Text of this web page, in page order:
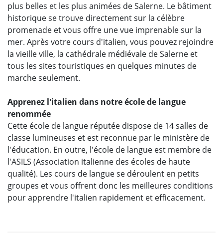
plus belles et les plus animées de Salerne. Le bâtiment
historique se trouve directement sur la célèbre
promenade et vous offre une vue imprenable sur la
mer. Après votre cours d'italien, vous pouvez rejoindre
la vieille ville, la cathédrale médiévale de Salerne et
tous les sites touristiques en quelques minutes de
marche seulement.
Apprenez l'italien dans notre école de langue
renommée
Cette école de langue réputée dispose de 14 salles de
classe lumineuses et est reconnue par le ministère de
l'éducation. En outre, l'école de langue est membre de
l'ASILS (Association italienne des écoles de haute
qualité). Les cours de langue se déroulent en petits
groupes et vous offrent donc les meilleures conditions
pour apprendre l'italien rapidement et efficacement.